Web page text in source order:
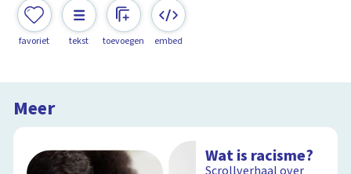
favoriet tekst toevoegen embed
Meer
Wat is racisme?